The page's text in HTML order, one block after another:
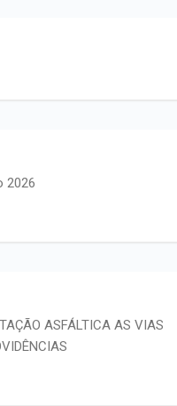
2026
ASFÁLTICA AS VIAS